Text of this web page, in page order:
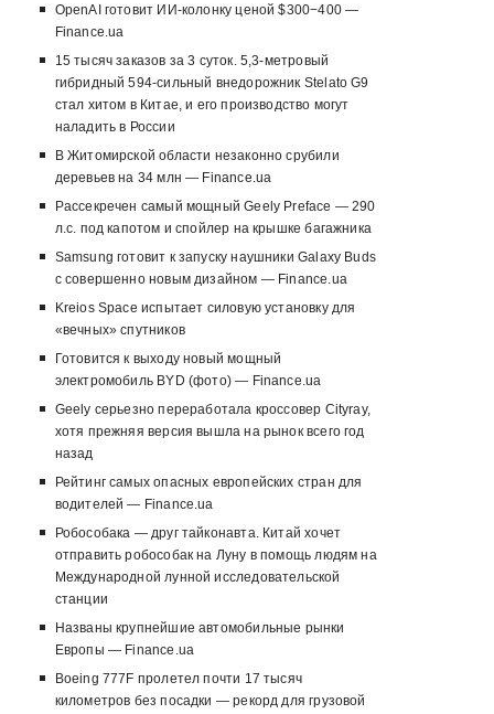
OpenAI готовит ИИ-колонку ценой $300−400 —
Finance.ua
15 тысяч заказов за 3 суток. 5,3-метровый
гибридный 594-сильный внедорожник Stelato G9
стал хитом в Китае, и его производство могут
наладить в России
В Житомирской области незаконно срубили
деревьев на 34 млн — Finance.ua
Рассекречен самый мощный Geely Preface — 290
л.с. под капотом и спойлер на крышке багажника
Samsung готовит к запуску наушники Galaxy Buds
с совершенно новым дизайном — Finance.ua
Kreios Space испытает силовую установку для
«вечных» спутников
Готовится к выходу новый мощный
электромобиль BYD (фото) — Finance.ua
Geely серьезно переработала кроссовер Cityray,
хотя прежняя версия вышла на рынок всего год
назад
Рейтинг самых опасных европейских стран для
водителей — Finance.ua
Робособака — друг тайконавта. Китай хочет
отправить робособак на Луну в помощь людям на
Международной лунной исследовательской
станции
Названы крупнейшие автомобильные рынки
Европы — Finance.ua
Boeing 777F пролетел почти 17 тысяч
километров без посадки — рекорд для грузовой